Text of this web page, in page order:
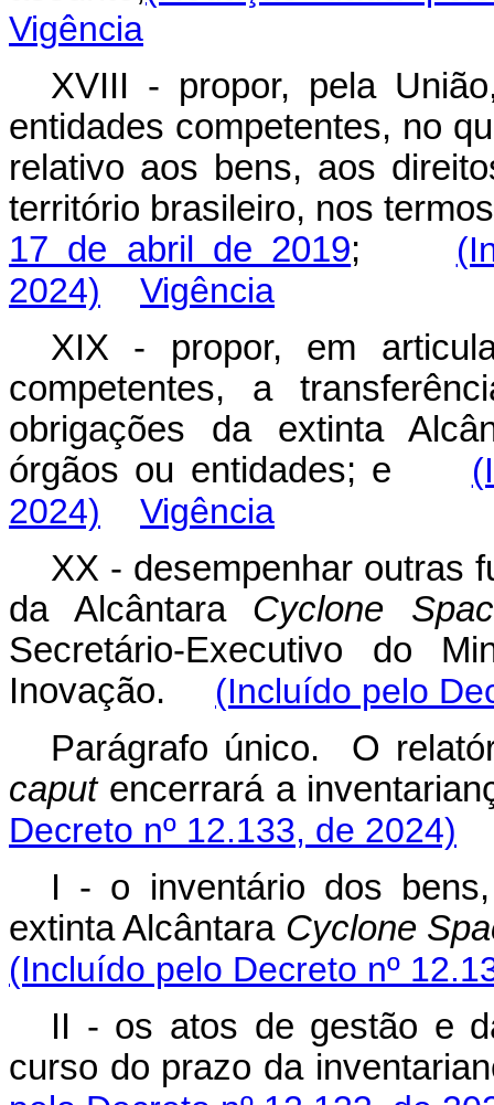
Vigência
XVIII - propor, pela
entidades competentes, no
relativo aos bens, aos
território brasileiro, nos
17 de abril de 2019;
2024)
Vigência
XIX - propor, em
competentes, a
obrigações da extinta
órgãos ou entidades; e
2024)
Vigência
XX - desempenhar outras
da Alcântara Cyclone
Secretário-Executivo do
Inovação. (Incluído pelo
Parágrafo único. O
caputencerrará a
Decreto nº 12.133, de 2024)
I - o inventário dos
extinta Alcântara Cyclone
(Incluído pelo Decreto nº
II - os atos de gestão e
curso do prazo da